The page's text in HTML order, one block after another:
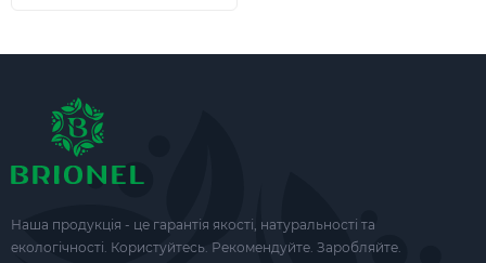
Наша продукція - це гарантія якості, натуральності та
екологічності. Користуйтесь. Рекомендуйте. Заробляйте.